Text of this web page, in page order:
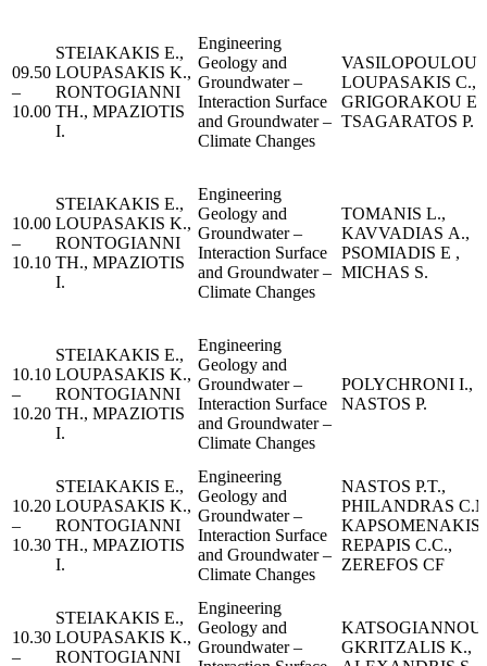
09.50
–
10.00
STEIAKAKIS E.,
LOUPASAKIS K.,
RONTOGIANNI
TH., MPAZIOTIS
I.
Engineering
Geology and
Groundwater –
Interaction Surface
and Groundwater –
Climate Changes
VASILOPOULOU
LOUPASAKIS C.,
GRIGORAKOU E.
TSAGARATOS P.
10.00
–
10.10
STEIAKAKIS E.,
LOUPASAKIS K.,
RONTOGIANNI
TH., MPAZIOTIS
I.
Engineering
Geology and
Groundwater –
Interaction Surface
and Groundwater –
Climate Changes
TOMANIS L.,
KAVVADIAS Α.,
PSOMIADIS Ε ,
MICHAS S.
10.10
–
10.20
STEIAKAKIS E.,
LOUPASAKIS K.,
RONTOGIANNI
TH., MPAZIOTIS
I.
Engineering
Geology and
Groundwater –
Interaction Surface
and Groundwater –
Climate Changes
POLYCHRONI I.,
NASTOS P.
10.20
–
10.30
STEIAKAKIS E.,
LOUPASAKIS K.,
RONTOGIANNI
TH., MPAZIOTIS
I.
Engineering
Geology and
Groundwater –
Interaction Surface
and Groundwater –
Climate Changes
NASTOS P.T.,
PHILANDRAS
KAPSOMENAKIS
REPAPIS C.C.,
ZEREFOS CF
10.30
–
STEIAKAKIS E.,
LOUPASAKIS K.,
RONTOGIANNI
Engineering
Geology and
Groundwater –
KATSOGIANNOU
GKRITZALIS K.,